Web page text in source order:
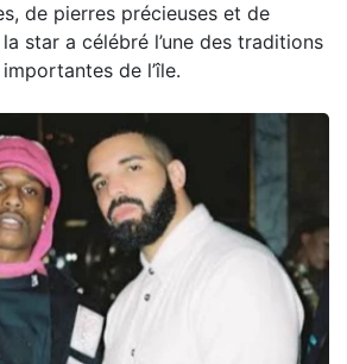
de pierres précieuses et de
star a célébré l’une des traditions
de l’île.